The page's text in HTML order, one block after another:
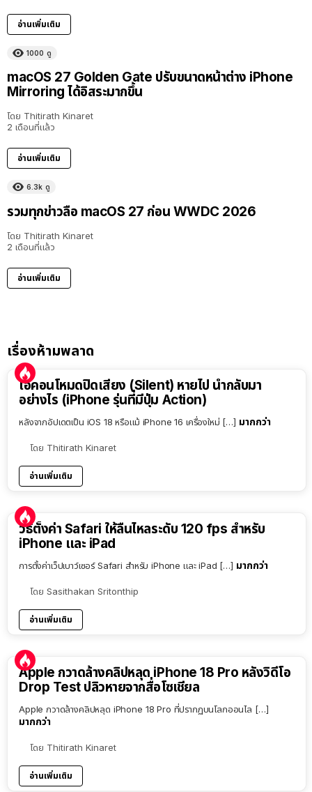
อ่านเพิ่มเติม
1000 ดู
macOS 27 Golden Gate ปรับขนาดหน้าต่าง iPhone
Mirroring ได้อิสระมากขึ้น
โดย Thitirath Kinaret
2 เดือนที่แล้ว
อ่านเพิ่มเติม
6.3k ดู
รวมทุกข่าวลือ macOS 27 ก่อน WWDC 2026
โดย Thitirath Kinaret
2 เดือนที่แล้ว
อ่านเพิ่มเติม
เรื่องห้ามพลาด
ไอคอนโหมดปิดเสียง (Silent) หายไป นำกลับมา
อย่างไร (iPhone รุ่นที่มีปุ่ม Action)
หลังจากอัปเดตเป็น iOS 18 หรือแม้ iPhone 16 เครื่องใหม่ […] มากกว่า
โดย Thitirath Kinaret
อ่านเพิ่มเติม
วิธีตั้งค่า Safari ให้ลื่นไหลระดับ 120 fps สำหรับ
iPhone และ iPad
การตั้งค่าเว็ปเบาว์เซอร์ Safari สำหรับ iPhone และ iPad […] มากกว่า
โดย Sasithakan Sritonthip
อ่านเพิ่มเติม
Apple กวาดล้างคลิปหลุด iPhone 18 Pro หลังวิดีโอ
Drop Test ปลิวหายจากสื่อโซเชียล
Apple กวาดล้างคลิปหลุด iPhone 18 Pro ที่ปรากฏบนโลกออนไล […]
มากกว่า
โดย Thitirath Kinaret
อ่านเพิ่มเติม